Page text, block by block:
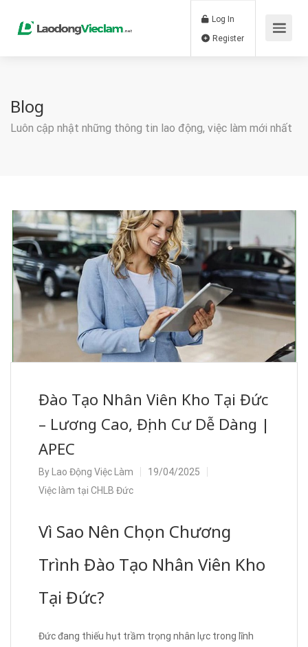
Log In
Blog
Luôn cập nhật những thông tin lao động, việc làm mới nhất
Đào Tạo Nhân Viên Kho Tại Đức
– Lương Cao, Định Cư Dễ Dàng |
APEC
By Lao Động Việc Làm
19/04/2025
Việc làm tại CHLB Đức
Vì Sao Nên Chọn Chương
Trình Đào Tạo Nhân Viên Kho
Tại Đức?
Đức đang thiếu hụt trầm trọng nhân lực trong lĩnh